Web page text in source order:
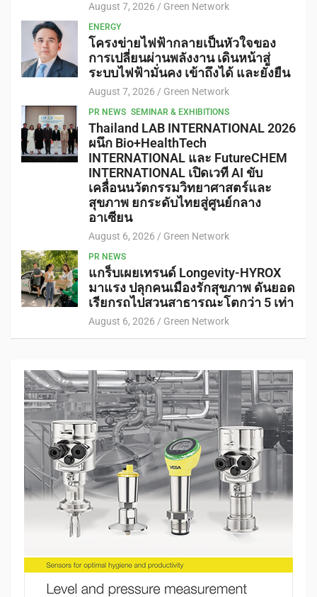
August 7, 2026 Green Network
ENERGY
โครงข่ายไฟฟ้ากลายเป็นหัวใจของ
การเปลี่ยนผ่านพลังงาน เดินหน้าสู่
ระบบไฟฟ้ามั่นคง เข้าถึงได้ และยั่งยืน
August 7, 2026 Green Network
PR NEWS SEMINAR & EXHIBITIONS
Thailand LAB INTERNATIONAL 2026
ผนึก Bio+HealthTech
INTERNATIONAL และ FutureCHEM
INTERNATIONAL เปิดเวที AI ขับ
เคลื่อนนวัตกรรมวิทยาศาสตร์และ
สุขภาพ ยกระดับไทยสู่ศูนย์กลาง
อาเซียน
August 6, 2026 Green Network
PR NEWS
แกร็บเผยเทรนด์ Longevity-HYROX
มาแรง ปลุกคนเมืองรักสุขภาพ ดันยอด
เรียกรถไปสวนสาธารณะโตกว่า 5 เท่า
August 6, 2026 Green Network